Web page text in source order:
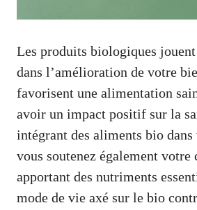
Les produits biologiques
dans l’amélioration de votre
favorisent une alimentation
avoir un impact positif sur la
intégrant des aliments bio
vous soutenez également votre
apportant des nutriments
mode de vie axé sur le bio